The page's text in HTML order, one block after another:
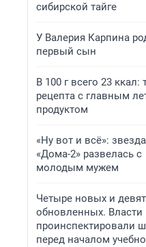
сибирской тайге
У Валерия Карпина
первый сын
В 100 г всего 23 ккал:
рецепта с главным
продуктом
«Ну вот и всё»: звезда
«Дома-2» развелась с
молодым мужем
Четыре новых и
обновленных. Власти
проинспектировали
перед началом